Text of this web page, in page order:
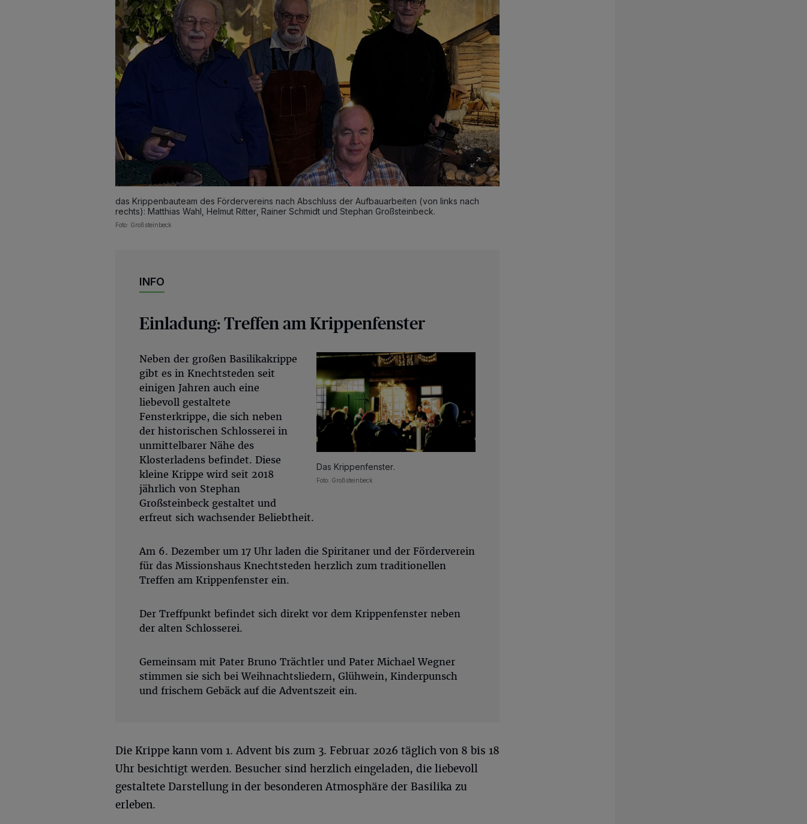
das Krippenbauteam des Fördervereins nach Abschluss der Aufbauarbeiten (von links nach
rechts): Matthias Wahl, Helmut Ritter, Rainer Schmidt und Stephan Großsteinbeck.
Foto: Großsteinbeck
INFO
Einladung: Treffen am Krippenfenster
Das Krippenfenster.
Foto: Großsteinbeck
Neben der großen Basilikakrippe
gibt es in Knechtsteden seit
einigen Jahren auch eine
liebevoll gestaltete
Fensterkrippe, die sich neben
der historischen Schlosserei in
unmittelbarer Nähe des
Klosterladens befindet. Diese
kleine Krippe wird seit 2018
jährlich von Stephan
Großsteinbeck gestaltet und
erfreut sich wachsender Beliebtheit.
Am 6. Dezember um 17 Uhr laden die Spiritaner und der Förderverein
für das Missionshaus Knechtsteden herzlich zum traditionellen
Treffen am Krippenfenster ein.
Der Treffpunkt befindet sich direkt vor dem Krippenfenster neben
der alten Schlosserei.
Gemeinsam mit Pater Bruno Trächtler und Pater Michael Wegner
stimmen sie sich bei Weihnachtsliedern, Glühwein, Kinderpunsch
und frischem Gebäck auf die Adventszeit ein.
Die Krippe kann vom 1. Advent bis zum 3. Februar 2026 täglich von 8 bis 18
Uhr besichtigt werden. Besucher sind herzlich eingeladen, die liebevoll
gestaltete Darstellung in der besonderen Atmosphäre der Basilika zu
erleben.